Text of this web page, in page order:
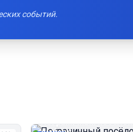
событий.
Пограничный посёлок